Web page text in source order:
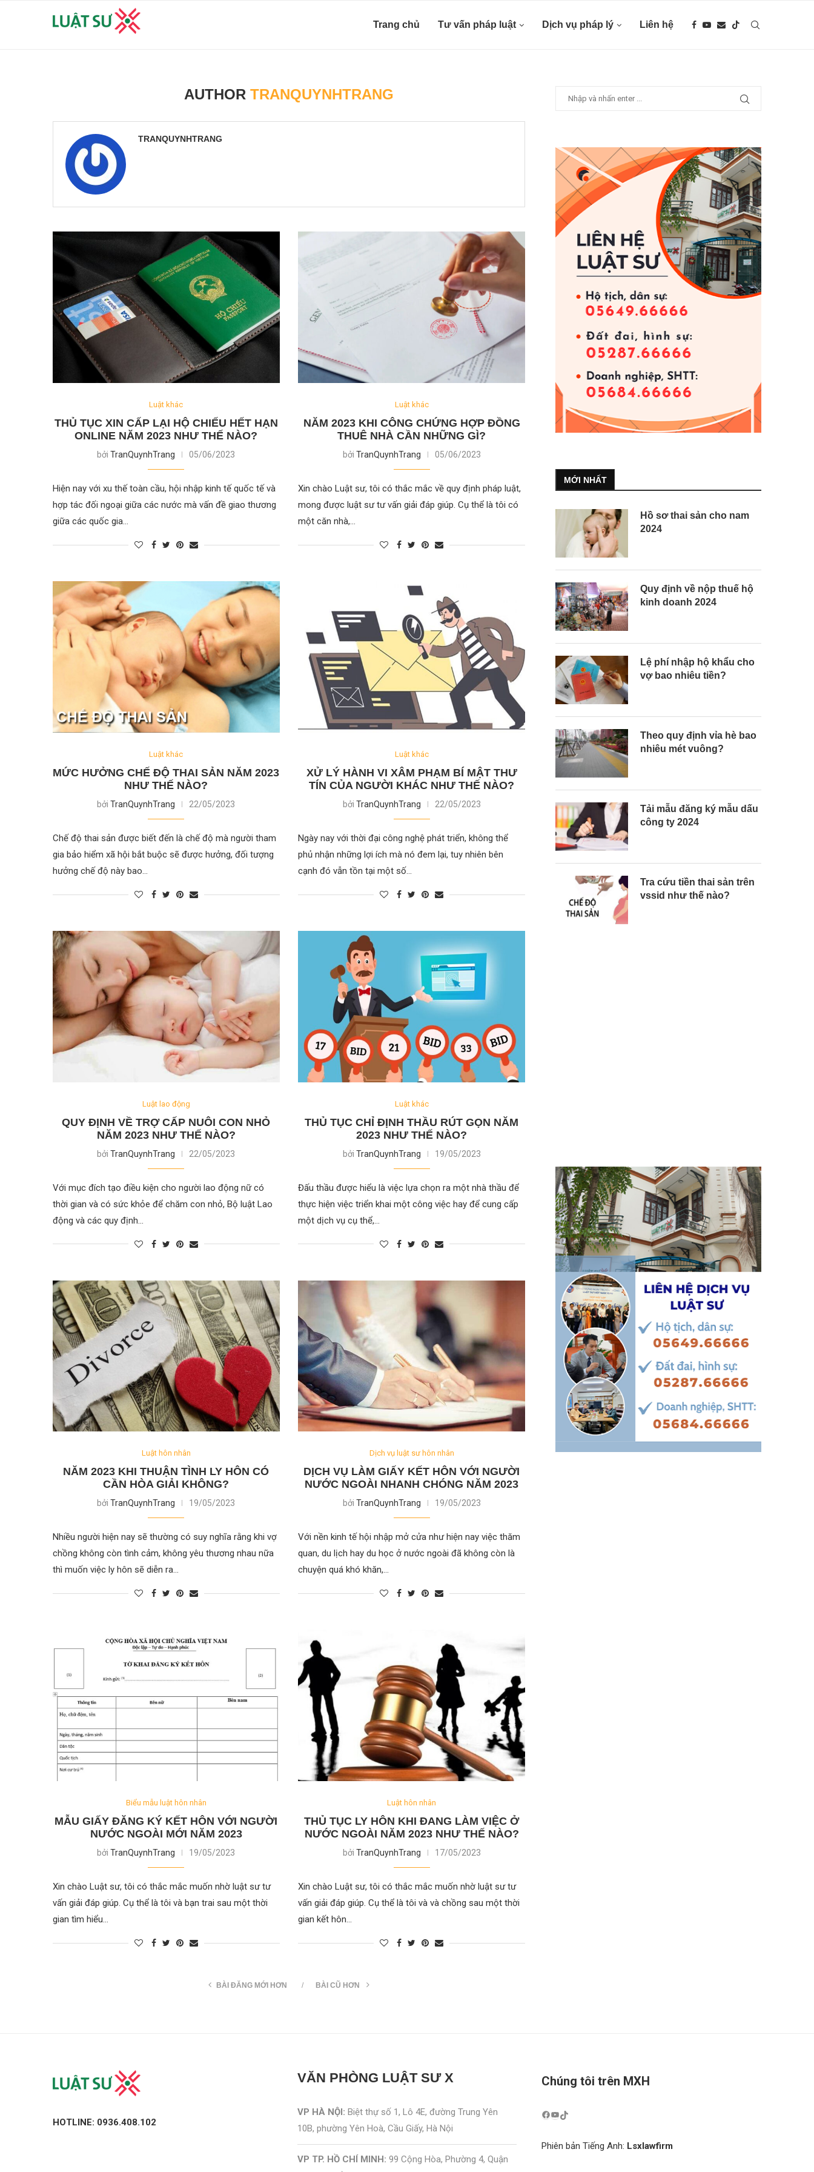
Trang chủ Tư vấn pháp luật Dịch vụ pháp lý Liên hệ
AUTHOR TRANQUYNHTRANG
TRANQUYNHTRANG
Luật khác
THỦ TỤC XIN CẤP LẠI HỘ CHIẾU HẾT HẠN
ONLINE NĂM 2023 NHƯ THẾ NÀO?
bởiTranQuynhTrang 05/06/2023
Hiện nay với xu thế toàn cầu, hội nhập kinh tế quốc tế và
hợp tác đối ngoại giữa các nước mà vấn đề giao thương
giữa các quốc gia…
Luật khác
NĂM 2023 KHI CÔNG CHỨNG HỢP ĐỒNG
THUÊ NHÀ CẦN NHỮNG GÌ?
bởi TranQuynhTrang 05/06/2023
Xin chào Luật sư, tôi có thắc mắc về quy định pháp luật,
mong được luật sư tư vấn giải đáp giúp. Cụ thể là tôi có
một căn nhà,…
Luật khác
MỨC HƯỞNG CHẾ ĐỘ THAI SẢN NĂM 2023
NHƯ THẾ NÀO?
bởiTranQuynhTrang 22/05/2023
Chế độ thai sản được biết đến là chế độ mà người tham
gia bảo hiểm xã hội bắt buộc sẽ được hưởng, đối tượng
hưởng chế độ này bao…
Luật khác
XỬ LÝ HÀNH VI XÂM PHẠM BÍ MẬT THƯ
TÍN CỦA NGƯỜI KHÁC NHƯ THẾ NÀO?
bởi TranQuynhTrang 22/05/2023
Ngày nay với thời đại công nghệ phát triển, không thể
phủ nhận những lợi ích mà nó đem lại, tuy nhiên bên
cạnh đó vẫn tồn tại một số…
Luật lao động
QUY ĐỊNH VỀ TRỢ CẤP NUÔI CON NHỎ
NĂM 2023 NHƯ THẾ NÀO?
bởiTranQuynhTrang 22/05/2023
Với mục đích tạo điều kiện cho người lao động nữ có
thời gian và có sức khỏe để chăm con nhỏ, Bộ luật Lao
động và các quy định…
Luật khác
THỦ TỤC CHỈ ĐỊNH THẦU RÚT GỌN NĂM
2023 NHƯ THẾ NÀO?
bởi TranQuynhTrang 19/05/2023
Đấu thầu được hiểu là việc lựa chọn ra một nhà thầu để
thực hiện việc triển khai một công việc hay để cung cấp
một dịch vụ cụ thể,…
Luật hôn nhân
NĂM 2023 KHI THUẬN TÌNH LY HÔN CÓ
CẦN HÒA GIẢI KHÔNG?
bởiTranQuynhTrang 19/05/2023
Nhiều người hiện nay sẽ thường có suy nghĩa rằng khi vợ
chồng không còn tình cảm, không yêu thương nhau nữa
thì muốn việc ly hôn sẽ diễn ra…
Dịch vụ luật sư hôn nhân
DỊCH VỤ LÀM GIẤY KẾT HÔN VỚI NGƯỜI
NƯỚC NGOÀI NHANH CHÓNG NĂM 2023
bởi TranQuynhTrang 19/05/2023
Với nền kinh tế hội nhập mở cửa như hiện nay việc thăm
quan, du lịch hay du học ở nước ngoài đã không còn là
chuyện quá khó khăn,…
Biểu mẫu luật hôn nhân
MẪU GIẤY ĐĂNG KÝ KẾT HÔN VỚI NGƯỜI
NƯỚC NGOÀI MỚI NĂM 2023
bởiTranQuynhTrang 19/05/2023
Xin chào Luật sư, tôi có thắc mắc muốn nhờ luật sư tư
vấn giải đáp giúp. Cụ thể là tôi và bạn trai sau một thời
gian tìm hiểu…
Luật hôn nhân
THỦ TỤC LY HÔN KHI ĐANG LÀM VIỆC Ở
NƯỚC NGOÀI NĂM 2023 NHƯ THẾ NÀO?
bởi TranQuynhTrang 17/05/2023
Xin chào Luật sư, tôi có thắc mắc muốn nhờ luật sư tư
vấn giải đáp giúp. Cụ thể là tôi và và chồng sau một thời
gian kết hôn…
BÀI ĐĂNG MỚI HƠN BÀI CŨ HƠN
MỚI NHẤT
Hồ sơ thai sản cho nam
2024
Quy định về nộp thuế hộ
kinh doanh 2024
Lệ phí nhập hộ khẩu cho
vợ bao nhiêu tiền?
Theo quy định vỉa hè bao
nhiêu mét vuông?
Tải mẫu đăng ký mẫu dấu
công ty 2024
Tra cứu tiền thai sản trên
vssid như thế nào?
HOTLINE: 0936.408.102
VĂN PHÒNG LUẬT SƯ X
VP HÀ NỘI: Biệt thự số 1, Lô 4E, đường Trung Yên
10B, phường Yên Hoà, Cầu Giấy, Hà Nội
VP TP. HỒ CHÍ MINH: 99 Cộng Hòa, Phường 4, Quận
Chúng tôi trên MXH
Phiên bản Tiếng Anh: Lsxlawfirm